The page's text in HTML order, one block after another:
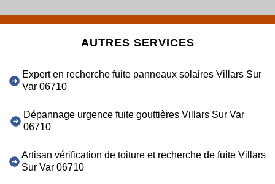
AUTRES SERVICES
Expert en recherche fuite panneaux solaires Villars Sur
Var 06710
Dépannage urgence fuite gouttières Villars Sur Var
06710
Artisan vérification de toiture et recherche de fuite Villars
Sur Var 06710